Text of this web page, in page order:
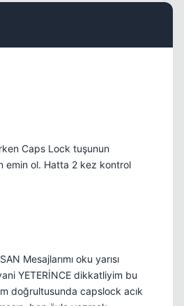
Caps Lock tuşunun
emin ol. Hatta 2 kez kontrol
Mesajlarımı oku yarısı
YETERİNCE dikkatliyim bu
doğrultusunda capslock acık